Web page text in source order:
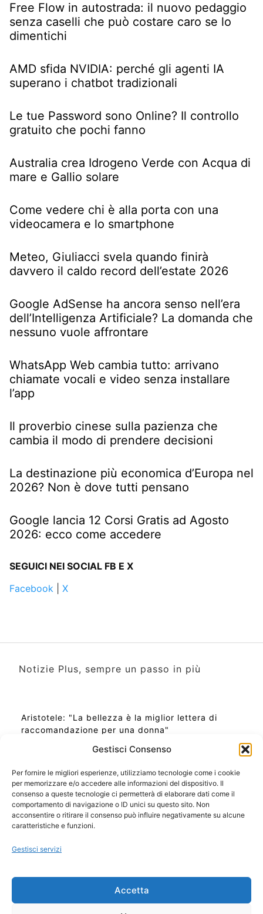
Gestisci Consenso
Per fornire le migliori esperienze, utilizziamo tecnologie come i cookie
per memorizzare e/o accedere alle informazioni del dispositivo. Il
consenso a queste tecnologie ci permetterà di elaborare dati come il
comportamento di navigazione o ID unici su questo sito. Non
acconsentire o ritirare il consenso può influire negativamente su alcune
caratteristiche e funzioni.
Gestisci servizi
Accetta
Free Flow in autostrada: il nuovo pedaggio
senza caselli che può costare caro se lo
dimentichi
AMD sfida NVIDIA: perché gli agenti IA
superano i chatbot tradizionali
Le tue Password sono Online? Il controllo
gratuito che pochi fanno
Australia crea Idrogeno Verde con Acqua di
mare e Gallio solare
Come vedere chi è alla porta con una
videocamera e lo smartphone
Meteo, Giuliacci svela quando finirà
davvero il caldo record dell’estate 2026
Google AdSense ha ancora senso nell’era
dell’Intelligenza Artificiale? La domanda che
nessuno vuole affrontare
WhatsApp Web cambia tutto: arrivano
chiamate vocali e video senza installare
l’app
Il proverbio cinese sulla pazienza che
cambia il modo di prendere decisioni
La destinazione più economica d’Europa nel
2026? Non è dove tutti pensano
Google lancia 12 Corsi Gratis ad Agosto
2026: ecco come accedere
SEGUICI NEI SOCIAL FB E X
Facebook
X
Notizie Plus, sempre un passo in più
Aristotele: "La bellezza è la miglior lettera di
raccomandazione per una donna"
Ora Esatta in Italia in questo momento
Ti Senti Strano Ultimamente? Potrebbe Essere per
la Risonanza di Schumann
Come Sapere Se Stai Ascendendo alla Quinta
Copyright 2026 NotiziePlus.com